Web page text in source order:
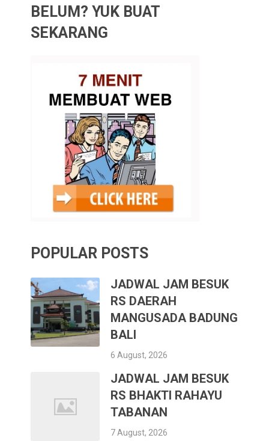
BELUM? YUK BUAT
SEKARANG
POPULAR POSTS
JADWAL JAM BESUK
RS DAERAH
MANGUSADA BADUNG
BALI
6 August, 2026
JADWAL JAM BESUK
RS BHAKTI RAHAYU
TABANAN
7 August, 2026